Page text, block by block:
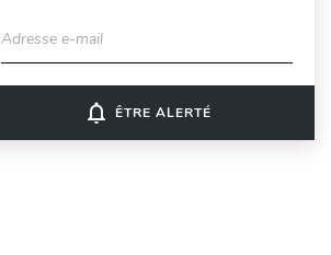
Adresse e-mail
notifications_none ÊTRE ALERTÉ